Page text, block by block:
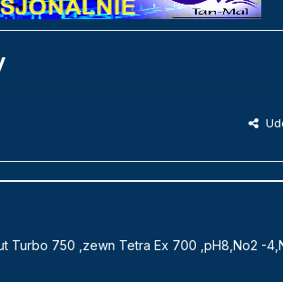
Turbo 750 ,zewn Tetra Ex 700 ,pH8,No2 -